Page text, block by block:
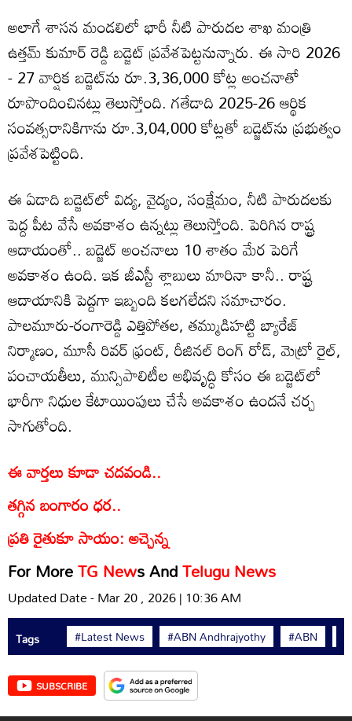
అలాగే శాసన మండలిలో భారీ నీటి పారుదల శాఖ మంత్రి
ఉత్తమ్ కుమార్ రెడ్డి బడ్జెట్ ప్రవేశపెట్టనున్నారు. ఈ సారి 2026
- 27 వార్షిక బడ్జెట్‌ను రూ.3,36,000 కోట్ల అంచనాతో
రూపొందించినట్లు తెలుస్తోంది. గతేడాది 2025-26 ఆర్థిక
సంవత్సరానికిగాను రూ.3,04,000 కోట్లతో బడ్జెట్‌ను ప్రభుత్వం
ప్రవేశపెట్టింది.
ఈ ఏడాది బడ్జెట్‌లో విద్య, వైద్యం, సంక్షేమం, నీటి పారుదలకు
పెద్ద పీట వేసే అవకాశం ఉన్నట్లు తెలుస్తోంది. పెరిగిన రాష్ట్ర
ఆదాయంతో.. బడ్జెట్ అంచనాలు 10 శాతం మేర పెరిగే
అవకాశం ఉంది. ఇక జీఎస్టీ శ్లాబులు మారినా కానీ.. రాష్ట్ర
ఆదాయానికి పెద్దగా ఇబ్బంది కలగలేదని సమాచారం.
పాలమూరు-రంగారెడ్డి ఎత్తిపోతల, తమ్ముడిహట్టి బ్యారేజ్
నిర్మాణం, మూసీ రివర్ ఫ్రంట్, రీజినల్ రింగ్ రోడ్, మెట్రో రైల్,
పంచాయతీలు, మున్సిపాలిటీల అభివృద్ధి కోసం ఈ బడ్జెట్‌లో
భారీగా నిధుల కేటాయింపులు చేసే అవకాశం ఉందనే చర్చ
సాగుతోంది.
ఈ వార్తలు కూడా చదవండి..
తగ్గిన బంగారం ధర..
ప్రతి రైతుకూ సాయం: అచ్చెన్న
For MoreTG News AndTelugu News
Updated Date - Mar 20 , 2026 | 10:36 AM
Tags #Latest News #ABN Andhrajyothy #ABN
SUBSCRIBE